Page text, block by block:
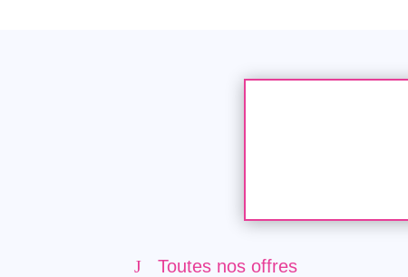
Toutes nos offres